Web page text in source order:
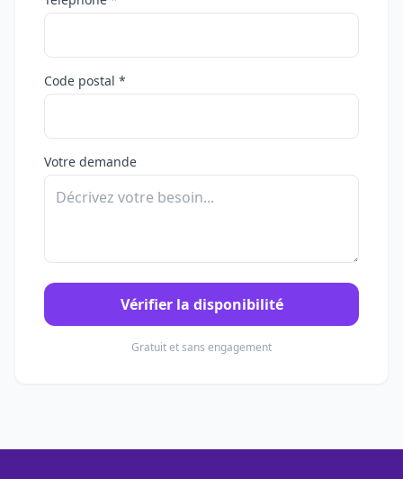
Code postal *
Votre demande
Vérifier la disponibilité
Gratuit et sans engagement